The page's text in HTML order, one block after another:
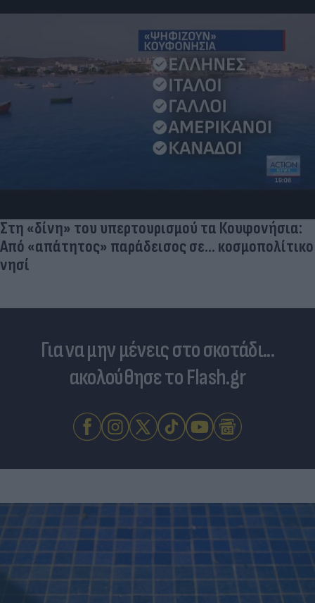
Στη «δίνη» του υπερτουρισμού τα Κουφονήσια:
Από «απάτητος» παράδεισος σε... κοσμοπολίτικο
νησί
Για να μην μένεις στο σκοτάδι...
ακολούθησε το Flash.gr